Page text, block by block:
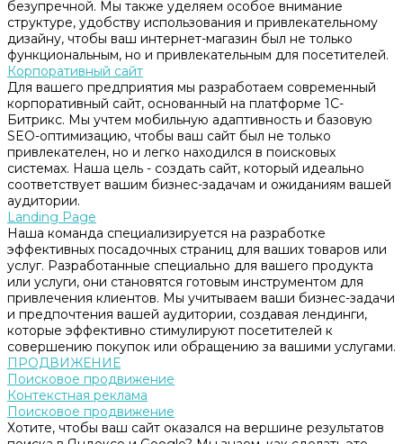
безупречной. Мы также уделяем особое внимание
структуре, удобству использования и привлекательному
дизайну, чтобы ваш интернет-магазин был не только
функциональным, но и привлекательным для посетителей.
Корпоративный сайт
Для вашего предприятия мы разработаем современный
корпоративный сайт, основанный на платформе 1С-
Битрикс. Мы учтем мобильную адаптивность и базовую
SEO-оптимизацию, чтобы ваш сайт был не только
привлекателен, но и легко находился в поисковых
системах. Наша цель - создать сайт, который идеально
соответствует вашим бизнес-задачам и ожиданиям вашей
аудитории.
Landing Page
Наша команда специализируется на разработке
эффективных посадочных страниц для ваших товаров или
услуг. Разработанные специально для вашего продукта
или услуги, они становятся готовым инструментом для
привлечения клиентов. Мы учитываем ваши бизнес-задачи
и предпочтения вашей аудитории, создавая лендинги,
которые эффективно стимулируют посетителей к
совершению покупок или обращению за вашими услугами.
ПРОДВИЖЕНИЕ
Поисковое продвижение
Контекстная реклама
Поисковое продвижение
Хотите, чтобы ваш сайт оказался на вершине результатов